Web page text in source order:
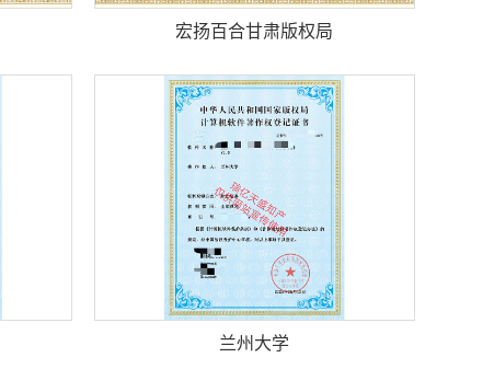
宏扬百合甘肃版权局
兰州大学